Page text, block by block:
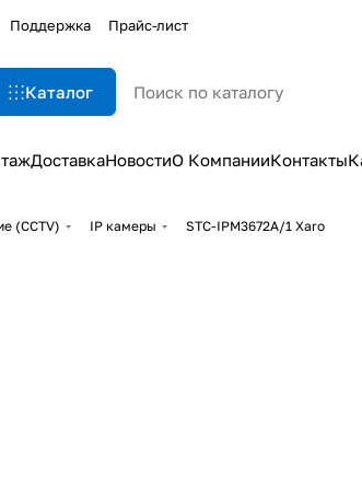
Поддержка Прайс-лист
Каталог
ДоставкаНовостиО КомпанииКонтакты
(CCTV) IP камеры STC-IPM3672A/1 Xaro